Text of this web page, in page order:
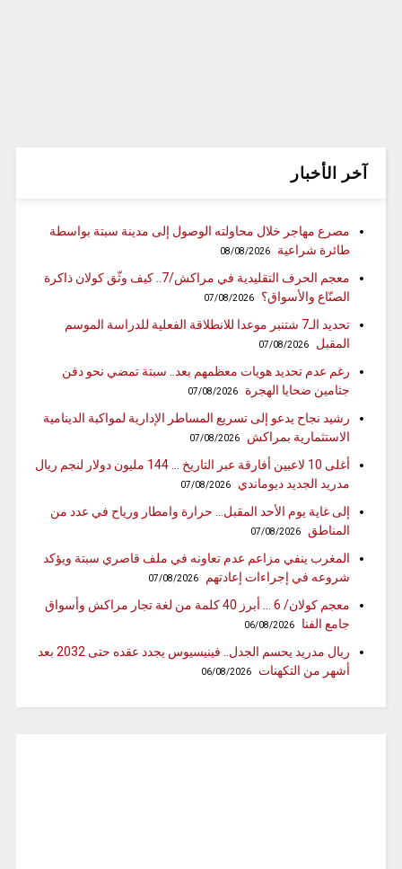
آخر الأخبار
مصرع مهاجر خلال محاولته الوصول إلى مدينة سبتة بواسطة
طائرة شراعية
08/08/2026
معجم الحرف التقليدية في مراكش/7.. كيف وثّق كولان ذاكرة
الصنّاع والأسواق؟
07/08/2026
تحديد الـ7 شتنبر موعدا للانطلاقة الفعلية للدراسة الموسم
المقبل
07/08/2026
رغم عدم تحديد هويات معظمهم بعد.. سبتة تمضي نحو دفن
جثامين ضحايا الهجرة
07/08/2026
رشيد نجاح يدعو إلى تسريع المساطر الإدارية لمواكبة الدينامية
الاستثمارية بمراكش
07/08/2026
أغلى 10 لاعبين أفارقة عبر التاريخ … 144 مليون دولار لنجم ريال
مدريد الجديد ديوماندي
07/08/2026
إلى غاية يوم الأحد المقبل… حرارة وامطار ورياح في عدد من
المناطق
07/08/2026
المغرب ينفي مزاعم عدم تعاونه في ملف قاصري سبتة ويؤكد
شروعه في إجراءات إعادتهم
07/08/2026
معجم كولان/ 6 … أبرز 40 كلمة من لغة تجار مراكش وأسواق
جامع الفنا
06/08/2026
ريال مدريد يحسم الجدل.. فينيسيوس يجدد عقده حتى 2032 بعد
أشهر من التكهنات
06/08/2026